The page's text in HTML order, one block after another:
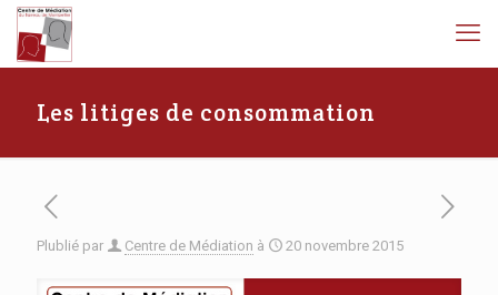
Les litiges de consommation
Plublié par Centre de Médiation à 20 novembre 2015